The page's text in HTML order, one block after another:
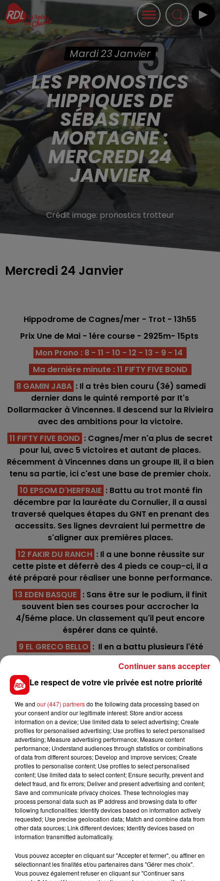
Mardi 23 Janvier
LES PRONOSTICS
HIPPIQUES DE
SÉBASTIEN
MORTAGNE :
MERCREDI 24
JANVIER
Crédit image: pronostics trotteur
Mercredi 24 Janvier
Hippodrome de Cagnes/mer - Trot - 13h55
Prix Une de Mai - 1ére course - 2925m- 15pts
Mon Prono : 8 - 11 - 10 - 12 - 13 - 9 - 14
Ma dernière minute : 11 FIFTY FIVE BOND
8 GAMIN JABA : Il a très bien couru (3é) samedi
dernier dans le quinté remporté par It's
Dollarmacker à Vincennes. Il descend sur la Rivieira
avec des ambitions pour la victoire.
11 FIFTY FIVE BOND : Cagnes/mer n'a plus de secret
pour lui, avec 5 victoires et autant de places.
Récemment à Vincennes dans un groupe III, il a bien
tenu sa partie, ici c'est une base de premier choix.
10 EPSOM D'HERFRAIE : Battu au trot monté fin
décembre par la lauréate du Cornulier, il a aussi
traversé quelques étapes du GNT en prenant des
accessits. Ses lignes devraient lui permettre de
s'aligner aux premières places.
12 FAKIR DU RANCH : Il a une bonne réussite sur
cette piste et déferrè des 4 pieds ce coup-ci, il a
été préparé pour réaliser une bonne performance.
13 EDEN BASQUE : Sans être sur le podium, il finit
souvent bien ses courses pour accrocher la
4/5éme place. Un classement qu'il peut encore
éspérer dans ce quinté.
9 EL GRECO BELLO : Il en a battu plusieurs l'été
dernier qu'il va retrouver ici sur ce même parcours,
sans ses fers aujourd'hui il faut s'en méfier.
14 GIGOLO LOVER: Il alterne l'attelé et le monté afin
sera l'un des favoris, mais au vu de ses derniers
résultats, il a quand même besoin de rassurer.
*********
En direct des pistes :
FILS D'ACTUS
Le respect de votre vie privée est notre priorité
We and our (447) partnersdo the following data processing based on
your consent and/or our legitimate interest: Store and/or access
information on a device; Use limited data to select advertising; Create
profiles for personalised advertising; Use profiles to select personalised
advertising; Measure advertising performance; Measure content
performance; Understand audiences through statistics or combinations
of data from different sources; Develop and improve services; Create
profiles to personalise content; Use profiles to select personalised
content; Use limited data to select content; Ensure security, prevent and
detect fraud, and fix errors; Deliver and present advertising and content;
Save and communicate privacy choices. These technologies may
process personal data such as IP address and browsing data to offer
following functionalities: Identify devices based on information actively
requested; Use precise geolocation data; Match and combine data from
other data sources; Link different devices; Identify devices based on
information transmitted automatically.
Vous pouvez accepter en cliquant sur "Accepter et fermer", ou affiner en
sélectionnant les finalités et/ou partenaires dans "Gérer mes choix".
Vous pouvez également refuser en cliquant sur "Continuer sans
Continuer sans accepter